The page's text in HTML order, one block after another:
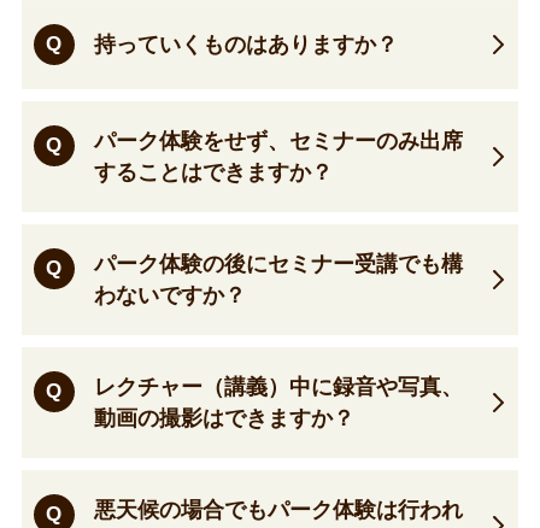
Q 持っていくものはありますか？
Q
パーク体験をせず、セミナーのみ出席
することはできますか？
Q
パーク体験の後にセミナー受講でも構
わないですか？
Q
レクチャー（講義）中に録音や写真、
動画の撮影はできますか？
Q
悪天候の場合でもパーク体験は行われ